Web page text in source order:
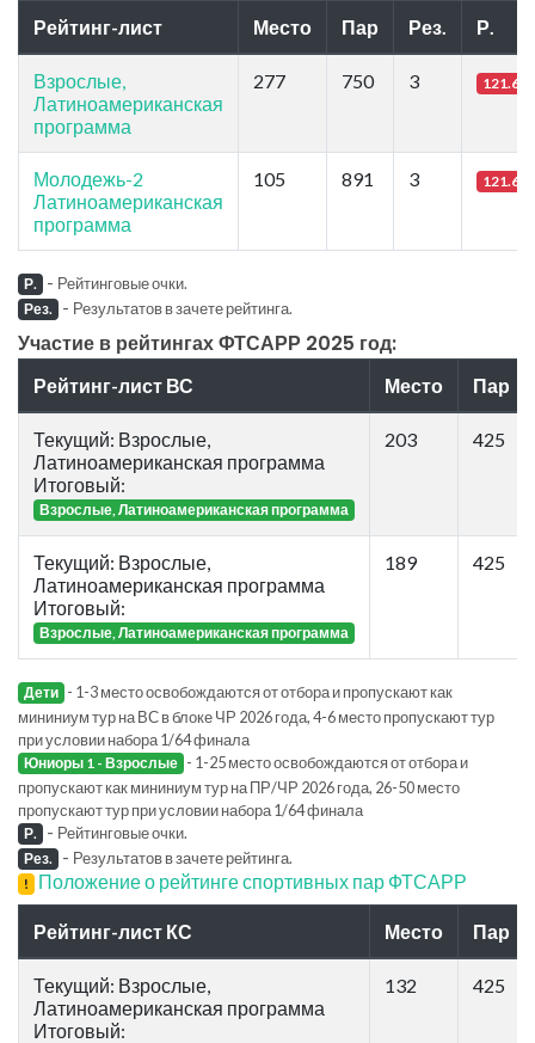
Рейтинг-лист Место Пар Рез. Р.
Взрослые,
Латиноамериканская
программа
277 750 3 121.66
Молодежь-2
Латиноамериканская
программа
105 891 3 121.66
Р. - Рейтинговые очки.
Рез. - Результатов в зачете рейтинга.
Участие в рейтингах ФТСАРР 2025 год:
Рейтинг-лист ВС Место Пар
Текущий: Взрослые,
Латиноамериканская программа
Итоговый:
Взрослые, Латиноамериканская программа
203 425
Текущий: Взрослые,
Латиноамериканская программа
Итоговый:
Взрослые, Латиноамериканская программа
189 425
Дети - 1-3 место освобождаются от отбора и пропускают как
мининиум тур на ВС в блоке ЧР 2026 года, 4-6 место пропускают тур
при условии набора 1/64 финала
Юниоры 1 - Взрослые - 1-25 место освобождаются от отбора и
пропускают как мининиум тур на ПР/ЧР 2026 года, 26-50 место
пропускают тур при условии набора 1/64 финала
Р. - Рейтинговые очки.
Рез. - Результатов в зачете рейтинга.
! Положение о рейтинге спортивных пар ФТСАРР
Рейтинг-лист КС Место Пар
Текущий: Взрослые,
Латиноамериканская программа
Итоговый:
132 425